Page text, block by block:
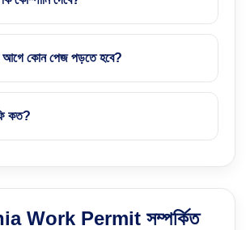
আগে কোন পেজ পড়তে হবে?
কত?
Work Permit সম্পর্কিত